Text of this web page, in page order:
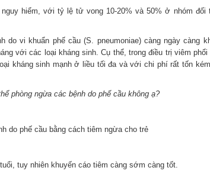
hiểm, với tỷ lệ tử vong 10-20% và 50% ở nhóm
do vi khuẩn phế cầu (S. pneumoniae) càng ngày càng
với các loại kháng sinh. Cụ thể, trong điều trị viêm phổi
kháng sinh mạnh ở liều tối đa và với chi phí rất tốn
phòng ngừa các bệnh do phế cầu không ạ?
do phế cầu bằng cách tiêm ngừa cho trẻ
tuy nhiên khuyến cáo tiêm càng sớm càng tốt.